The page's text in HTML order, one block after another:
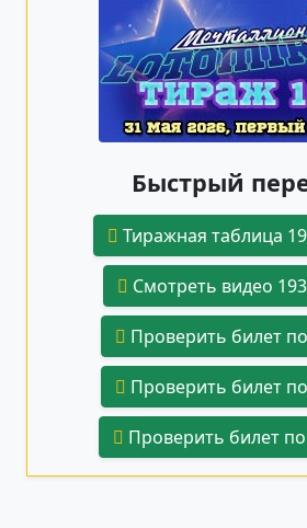
Быстрый
Тиражная таблица
Смотреть видео
Проверить билет
Проверить билет
Проверить билет по